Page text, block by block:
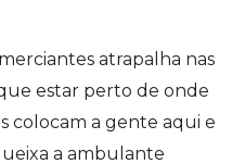
atrapalha nas
estar perto de onde
colocam a gente aqui e
a ambulante